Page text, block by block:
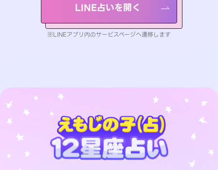
LINE占いを開く
※LINEアプリ内のサービスページへ遷移します